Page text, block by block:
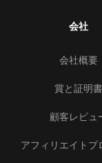
会社
会社概要
賞と証明書
顧客レビュ
アフィリエイトプ